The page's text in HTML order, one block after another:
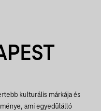
kulturális márkája és
ami egyedülálló